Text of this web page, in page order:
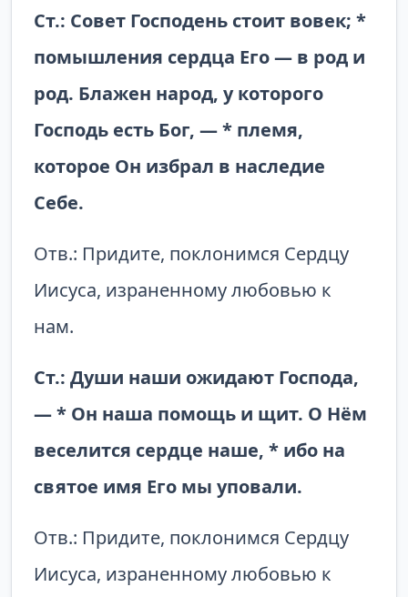
Ст.: Совет Господень стоит вовек; *
помыш­ления сердца Его — в род и
род. Блажен народ, у которого
Господь есть Бог, — * племя,
которое Он избрал в наследие
Себе.
Отв.: Придите, поклонимся Сердцу
Иисуса, израненному любовью к
нам.
Ст.: Души наши ожидают Господа,
— * Он наша помощь и щит. О Нём
веселится сердце наше, * ибо на
святое имя Его мы уповали.
Отв.: Придите, поклонимся Сердцу
Иисуса, израненному любовью к